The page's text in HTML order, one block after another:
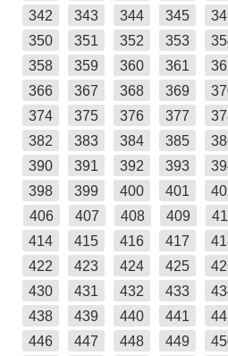
342
343 344 345
350
351 352 353
358
359 360 361
366
367 368 369
374
375 376 377
382
383 384 385
390
391 392 393
398
399 400 401
406
407 408 409
414
415 416 417
422
423 424 425
430
431 432 433
438
439 440 441
446
447 448 449